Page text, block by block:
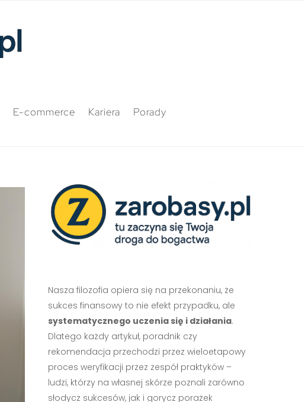
E-commerce Kariera Porady
Nasza filozofia opiera się na przekonaniu, że
sukces finansowy to nie efekt przypadku, ale
systematycznego uczenia się i działania.
Dlatego każdy artykuł, poradnik czy
rekomendacja przechodzi przez wieloetapowy
proces weryfikacji przez zespół praktyków –
ludzi, którzy na własnej skórze poznali zarówno
słodycz sukcesów, jak i gorycz porażek